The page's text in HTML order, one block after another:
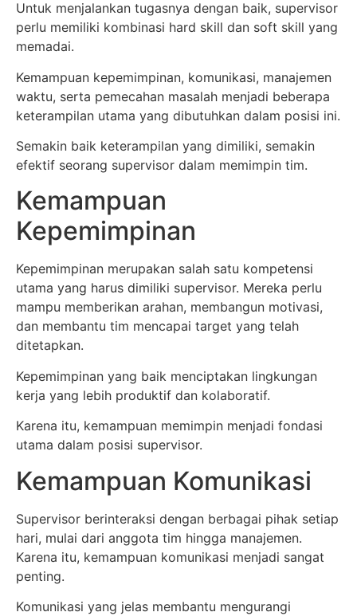
Untuk menjalankan tugasnya dengan baik, supervisor
perlu memiliki kombinasi hard skill dan soft skill yang
memadai.
Kemampuan kepemimpinan, komunikasi, manajemen
waktu, serta pemecahan masalah menjadi beberapa
keterampilan utama yang dibutuhkan dalam posisi ini.
Semakin baik keterampilan yang dimiliki, semakin
efektif seorang supervisor dalam memimpin tim.
Kemampuan
Kepemimpinan
Kepemimpinan merupakan salah satu kompetensi
utama yang harus dimiliki supervisor. Mereka perlu
mampu memberikan arahan, membangun motivasi,
dan membantu tim mencapai target yang telah
ditetapkan.
Kepemimpinan yang baik menciptakan lingkungan
kerja yang lebih produktif dan kolaboratif.
Karena itu, kemampuan memimpin menjadi fondasi
utama dalam posisi supervisor.
Kemampuan Komunikasi
Supervisor berinteraksi dengan berbagai pihak setiap
hari, mulai dari anggota tim hingga manajemen.
Karena itu, kemampuan komunikasi menjadi sangat
penting.
Komunikasi yang jelas membantu mengurangi